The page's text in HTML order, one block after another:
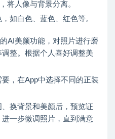
将人像与背景分离。
如白色、蓝色、红色等。
的AI美颜功能，对照片进行磨
整。根据个人喜好调整美
要，在App中选择不同的正装
、换背景和美颜后，预览证
一步微调照片，直到满意